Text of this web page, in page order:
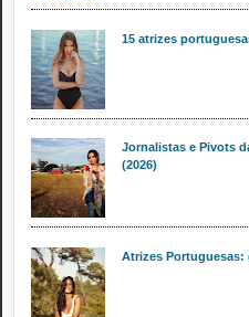
15 atrizes
Jornalistas e Pivots
(2026)
Atrizes Portuguesas: